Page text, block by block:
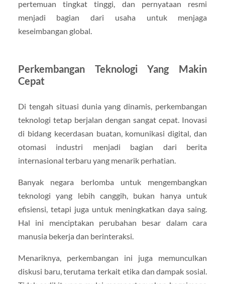
pertemuan tingkat tinggi, dan pernyataan resmi
menjadi bagian dari usaha untuk menjaga
keseimbangan global.
Perkembangan Teknologi Yang Makin
Cepat
Di tengah situasi dunia yang dinamis, perkembangan
teknologi tetap berjalan dengan sangat cepat. Inovasi
di bidang kecerdasan buatan, komunikasi digital, dan
otomasi industri menjadi bagian dari berita
internasional terbaru yang menarik perhatian.
Banyak negara berlomba untuk mengembangkan
teknologi yang lebih canggih, bukan hanya untuk
efisiensi, tetapi juga untuk meningkatkan daya saing.
Hal ini menciptakan perubahan besar dalam cara
manusia bekerja dan berinteraksi.
Menariknya, perkembangan ini juga memunculkan
diskusi baru, terutama terkait etika dan dampak sosial.